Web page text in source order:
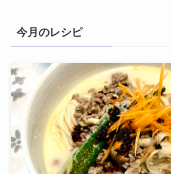
今月のレシピ